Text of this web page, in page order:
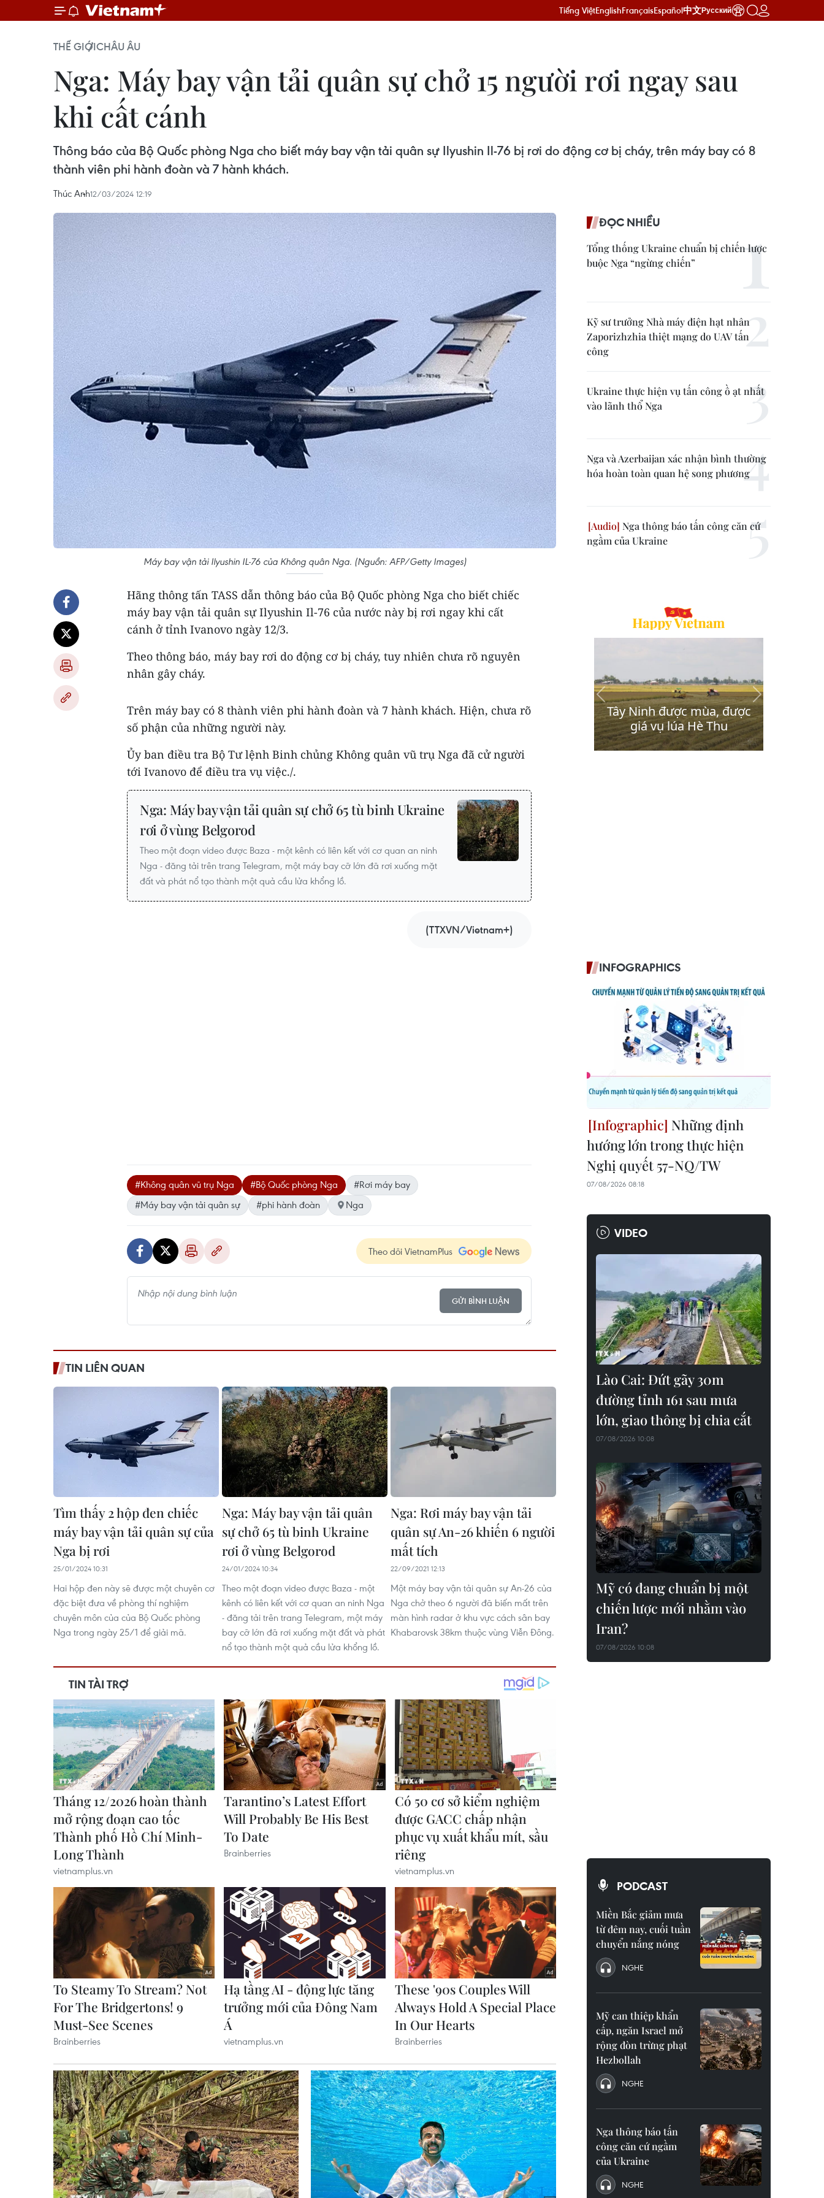
Tiếng ViệtEnglishFrançaisEspañol中文Русский
THẾ GIỚICHÂU ÂU
Nga: Máy bay vận tải quân sự chở 15 người rơi ngay sau
khi cất cánh
Thông báo của Bộ Quốc phòng Nga cho biết máy bay vận tải quân sự Ilyushin Il-76 bị rơi do động cơ bị cháy, trên máy bay có 8
thành viên phi hành đoàn và 7 hành khách.
Thúc Anh12/03/2024 12:19
Máy bay vận tải Ilyushin IL-76 của Không quân Nga. (Nguồn: AFP/Getty Images)
Hãng thông tấn TASS dẫn thông báo của Bộ Quốc phòng Nga cho biết chiếc
máy bay vận tải quân sự Ilyushin Il-76 của nước này bị rơi ngay khi cất
cánh ở tỉnh Ivanovo ngày 12/3.
Theo thông báo, máy bay rơi do động cơ bị cháy, tuy nhiên chưa rõ nguyên
nhân gây cháy.
Trên máy bay có 8 thành viên phi hành đoàn và 7 hành khách. Hiện, chưa rõ
số phận của những người này.
Ủy ban điều tra Bộ Tư lệnh Binh chủng Không quân vũ trụ Nga đã cử người
tới Ivanovo để điều tra vụ việc./.
Nga: Máy bay vận tải quân sự chở 65 tù binh Ukraine
rơi ở vùng Belgorod
Theo một đoạn video được Baza - một kênh có liên kết với cơ quan an ninh
Nga - đăng tải trên trang Telegram, một máy bay cỡ lớn đã rơi xuống mặt
đất và phát nổ tạo thành một quả cầu lửa khổng lồ.
(TTXVN/Vietnam+)
#Không quân vũ trụ Nga #Bộ Quốc phòng Nga
#Rơi máy bay
#Máy bay vận tải quân sự
#phi hành đoàn Nga
Theo dõi VietnamPlus
GỬI BÌNH LUẬN
TIN LIÊN QUAN
Tìm thấy 2 hộp đen chiếc
máy bay vận tải quân sự của
Nga bị rơi
25/01/2024 10:31
Hai hộp đen này sẽ được một chuyên cơ
đặc biệt đưa về phòng thí nghiệm
chuyên môn của của Bộ Quốc phòng
Nga trong ngày 25/1 để giải mã.
Nga: Máy bay vận tải quân
sự chở 65 tù binh Ukraine
rơi ở vùng Belgorod
24/01/2024 10:34
Theo một đoạn video được Baza - một
kênh có liên kết với cơ quan an ninh Nga
- đăng tải trên trang Telegram, một máy
bay cỡ lớn đã rơi xuống mặt đất và phát
nổ tạo thành một quả cầu lửa khổng lồ.
Nga: Rơi máy bay vận tải
quân sự An-26 khiến 6 người
mất tích
22/09/2021 12:13
Một máy bay vận tải quân sự An-26 của
Nga chở theo 6 người đã biến mất trên
màn hình radar ở khu vực cách sân bay
Khabarovsk 38km thuộc vùng Viễn Đông.
ĐỌC NHIỀU
Tổng thống Ukraine chuẩn bị chiến lược
buộc Nga “ngừng chiến”
Kỹ sư trưởng Nhà máy điện hạt nhân
Zaporizhzhia thiệt mạng do UAV tấn
công
Ukraine thực hiện vụ tấn công ồ ạt nhất
vào lãnh thổ Nga
Nga và Azerbaijan xác nhận bình thường
hóa hoàn toàn quan hệ song phương
Nga thông báo tấn công căn cứ
ngầm của Ukraine
INFOGRAPHICS
Những định
hướng lớn trong thực hiện
Nghị quyết 57-NQ/TW
07/08/2026 08:18
VIDEO
Lào Cai: Đứt gãy 30m
đường tỉnh 161 sau mưa
lớn, giao thông bị chia cắt
07/08/2026 10:08
Mỹ có đang chuẩn bị một
chiến lược mới nhằm vào
Iran?
07/08/2026 10:08
PODCAST
Miền Bắc giảm mưa
từ đêm nay, cuối tuần
chuyển nắng nóng
NGHE
Mỹ can thiệp khẩn
cấp, ngăn Israel mở
rộng đòn trừng phạt
Hezbollah
NGHE
Nga thông báo tấn
công căn cứ ngầm
của Ukraine
NGHE